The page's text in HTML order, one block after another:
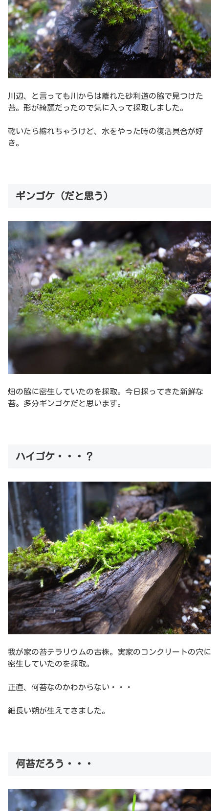
川辺、と言っても川からは離れた砂利道の脇で見つけた
苔。形が綺麗だったので気に入って採取しました。
乾いたら縮れちゃうけど、水をやった時の復活具合が好
き。
ギンゴケ（だと思う）
畑の脇に密生していたのを採取。今日採ってきた新鮮な
苔。多分ギンゴケだと思います。
ハイゴケ・・・？
我が家の苔テラリウムの古株。実家のコンクリートの穴に
密生していたのを採取。
正直、何苔なのかわからない・・・
細長い朔が生えてきました。
何苔だろう・・・